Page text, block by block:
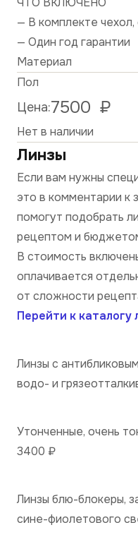
— В комплекте чехол,
— Один год гарантии
Материал
Пол
Цена:7500 ₽
Нет в наличии
Линзы
Если вам нужны
это в комментарии к
помогут подобрать
рецептом и
В стоимость
оплачивается
от сложности
Перейти к каталогу
Линзы с
водо- и
Утонченные, очень
3400 ₽
Линзы блю-блокеры,
сине-фиолетового